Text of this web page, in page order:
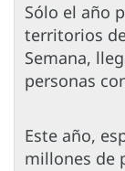
Sólo el año
territorios
Semana,
personas
Este año,
millones de